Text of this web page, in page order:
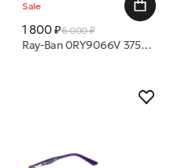
Sale
1 800 ₽6 000 ₽
Ray-Ban 0RY9066V 3752 47 20 оправа